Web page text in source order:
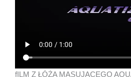
fILM Z ŁÓŻA MASUJĄCEGO